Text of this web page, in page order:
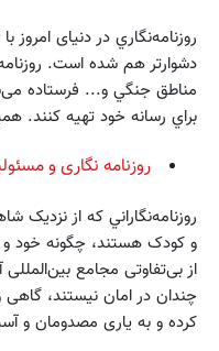
روزنامه‌نگاري در دنیای
دشوارتر‌ هم شده است.
مناطق جنگي و... فرستاده
براي رسانه خود تهیه کنند.
روزنامه نگاری و
روزنامه‌نگاراني كه از نزدیک
و کودک هستند، چگونه خود و
از بی‌تفاوتی مجامع
چندان در امان نیستند،
کرده و به یاری مصدومان و